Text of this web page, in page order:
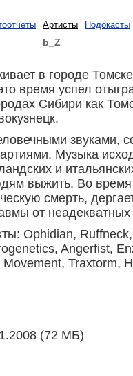
Артисты Подокасты
b_Z
в городе
время успел
Сибири как
звуками,
Музыка
и
выжить. Во время
смерть,
от
Ophidian,
Angerfist,
Traxtorm,
(72 МБ)